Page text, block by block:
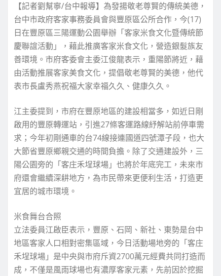
【記者劉幫寧/台中報導】為發揚敬老尊賢的傳統美德，
台中市政府客家事務委員會與豐原區公所合作，今(17)
日在豐原區三陽運動公園舉辦「客家米食文化暨傳統節
慶聯誼活動」，藉此推廣客家米食文化，營造銀髮族友
善環境。市府客委會主委江俊龍表示，重陽節將近，藉
由活動推展客家美食文化，提倡敬老尊賢的美德，他代
表市長盧秀燕祝福大家幸福久久、健康久久。
江主委提到，市府在豐原地區的建設相當多，如近日剛
啟用的豐原轉運站，引進27條客運路線紓解站前停車需
求；今年初剛通車的台74線接連國道四號潭子段，也大
大節省豐原鄉親交通的時間負擔。除了交通建設外，三
陽公園旁的「客庄禾埕球場」也將於年底完工，未來市
府還會繼續深耕地方，為市民帶來更便利生活，打造更
宜居的城市環境。
米食舞台合照
立法委員江啟臣表示，豐原、石岡、新社、東勢是台中
地區客家人口相對密集區域，今日活動場地旁的「客庄
禾埕球場」是中央與市府斥資2700萬元經費共同打造而
成，不僅是風雨球場也有濃厚客家元素，先前因於挖掘